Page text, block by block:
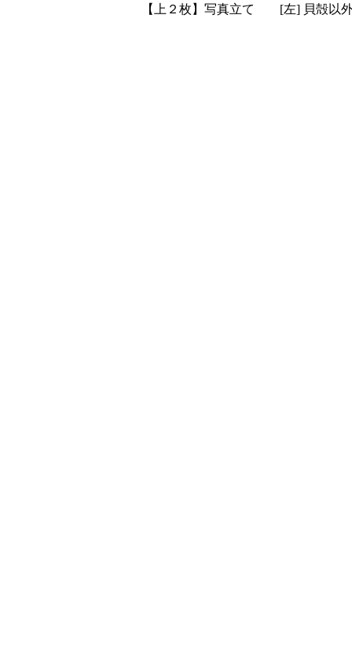
【上２枚】写真立て [左] 貝殻以